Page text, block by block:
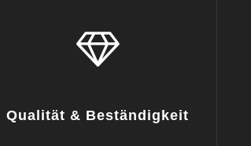
Qualität & Beständigkeit